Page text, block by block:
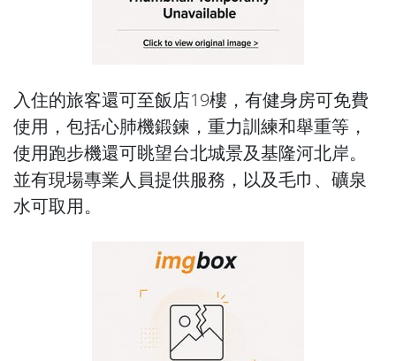
入住的旅客還可至飯店19樓，有健身房可免費
使用，包括心肺機鍛鍊，重力訓練和舉重等，
使用跑步機還可眺望台北城景及基隆河北岸。
並有現場專業人員提供服務，以及毛巾、礦泉
水可取用。